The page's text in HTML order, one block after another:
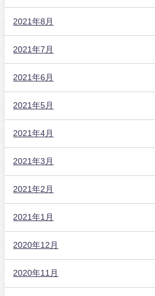
2021年8月
2021年7月
2021年6月
2021年5月
2021年4月
2021年3月
2021年2月
2021年1月
2020年12月
2020年11月